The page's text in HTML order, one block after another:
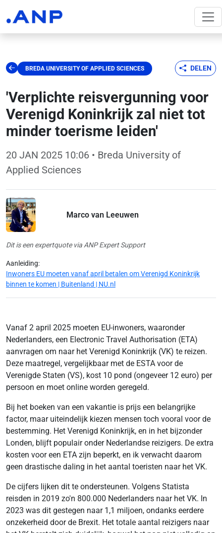
BREDA UNIVERSITY OF APPLIED SCIENCES DELEN
'Verplichte reisvergunning voor
Verenigd Koninkrijk zal niet tot
minder toerisme leiden'
20 JAN 2025 10:06 • Breda University of
Applied Sciences
Marco van Leeuwen
Dit is een expertquote via ANP Expert Support
Aanleiding:
Inwoners EU moeten vanaf april betalen om Verenigd Koninkrijk
binnen te komen | Buitenland | NU.nl
Vanaf 2 april 2025 moeten EU-inwoners, waaronder
Nederlanders, een Electronic Travel Authorisation (ETA)
aanvragen om naar het Verenigd Koninkrijk (VK) te reizen.
Deze maatregel, vergelijkbaar met de ESTA voor de
Verenigde Staten (VS), kost 10 pond (ongeveer 12 euro) per
persoon en moet online worden geregeld.
Bij het boeken van een vakantie is prijs een belangrijke
factor, maar uiteindelijk kiezen mensen toch vooral voor de
bestemming. Het Verenigd Koninkrijk, en in het bijzonder
Londen, blijft populair onder Nederlandse reizigers. De extra
kosten voor een ETA zijn beperkt, en ik verwacht daarom
geen drastische daling in het aantal toeristen naar het VK.
De cijfers lijken dit te ondersteunen. Volgens Statista
reisden in 2019 zo'n 800.000 Nederlanders naar het VK. In
2023 was dit gestegen naar 1,1 miljoen, ondanks eerdere
onzekerheid door de Brexit. Het totale aantal reizigers naar